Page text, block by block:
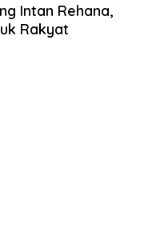
Intan Rehana,
Rakyat